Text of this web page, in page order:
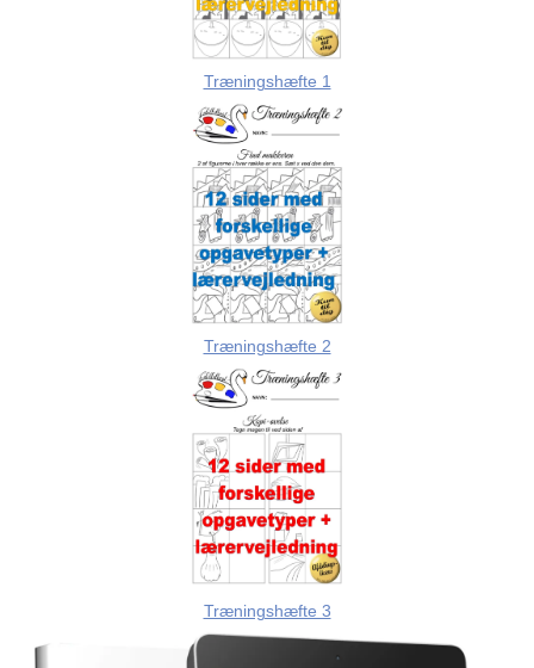
Træningshæfte 1
Træningshæfte 2
Træningshæfte 3